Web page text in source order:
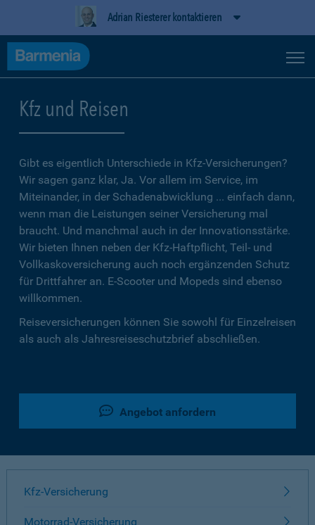
Adrian Riesterer kontaktieren
Kfz und Reisen
Gibt es eigentlich Unterschiede in Kfz-Versicherungen?
Wir sagen ganz klar, Ja. Vor allem im Service, im
Miteinander, in der Schadenabwicklung ... einfach dann,
wenn man die Leistungen seiner Versicherung mal
braucht. Und manchmal auch in der Innovationsstärke.
Wir bieten Ihnen neben der Kfz-Haftpflicht, Teil- und
Vollkaskoversicherung auch noch ergänzenden Schutz
für Drittfahrer an. E-Scooter und Mopeds sind ebenso
willkommen.
Reiseversicherungen können Sie sowohl für Einzelreisen
als auch als Jahresreiseschutzbrief abschließen.
Angebot anfordern
Kfz-Versicherung
Motorrad-Versicherung